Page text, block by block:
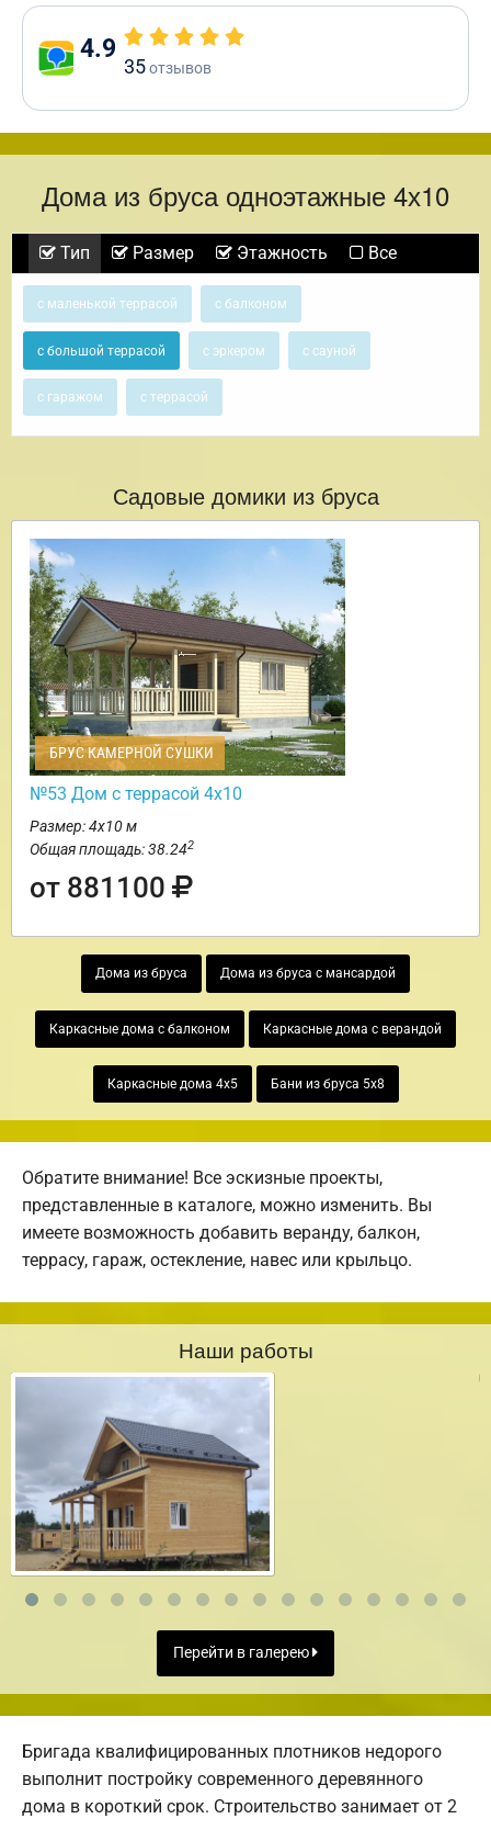
4.9
35отзывов
Дома из бруса одноэтажные 4х10
Тип Размер Этажность Все
с маленькой террасой с балконом
с большой террасой с эркером с сауной
с гаражом с террасой
Садовые домики из бруса
БРУС КАМЕРНОЙ СУШКИ
№53 Дом с террасой 4х10
Размер: 4х10 м
Общая площадь: 38.242
от 881100
Дома из бруса Дома из бруса с мансардой
Каркасные дома с балконом Каркасные дома с верандой
Каркасные дома 4х5 Бани из бруса 5х8
Обратите внимание! Все эскизные проекты,
представленные в каталоге, можно изменить. Вы
имеете возможность добавить веранду, балкон,
террасу, гараж, остекление, навес или крыльцо.
Наши работы
Перейти в галерею
Бригада квалифицированных плотников недорого
выполнит постройку современного деревянного
дома в короткий срок. Строительство занимает от 2